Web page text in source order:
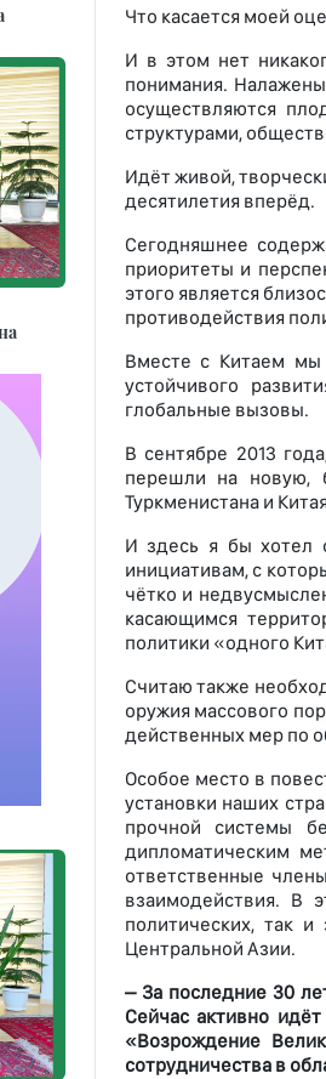
Что касается моей
И в этом нет
понимания.
осуществляются
структурами,
Идёт живой,
десятилетия вперёд.
Сегодняшнее
приоритеты и
этого является
противодействия
Вместе с Китаем мы
устойчивого
глобальные вызовы.
В сентябре 2013
перешли на новую,
Туркменистана и
И здесь я бы хотел
инициативам, с
чётко и
касающимся
политики «одного
Считаю также
оружия массового
действенных мер по
Особое место в
установки наших
прочной системы
дипломатическим
ответственные
взаимодействия. В
политических, так
Центральной Азии.
– За последние 30
Сейчас активно
«Возрождение
сотрудничества в